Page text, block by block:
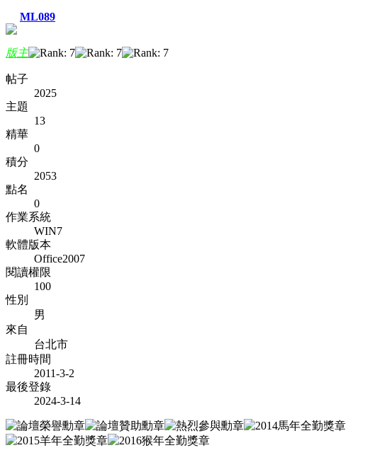
ML089
版主
帖子
2025
主題
13
精華
0
積分
2053
點名
0
作業系統
WIN7
軟體版本
Office2007
閱讀權限
100
性別
男
來自
台北市
註冊時間
2011-3-2
最後登錄
2024-3-14